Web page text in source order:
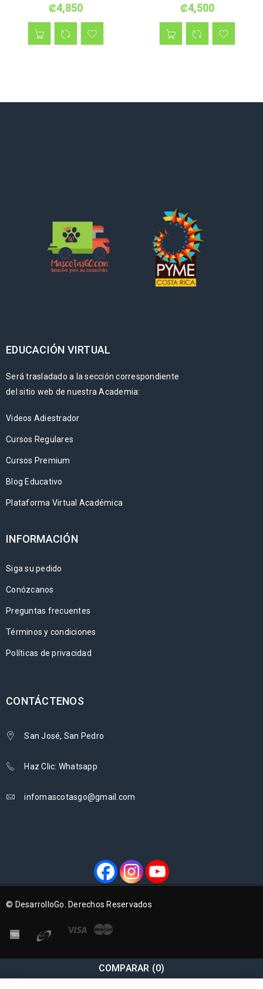
₡4,850 ₡4,500
EDUCACIÓN VIRTUAL
Será trasladado a la sección correspondiente
del sitio web de nuestra Academia:
Videos Adiestrador
Cursos Regulares
Cursos Premium
Blog Educativo
Plataforma Virtual Académica
INFORMACIÓN
Siga su pedido
Conózcanos
Preguntas frecuentes
Términos y condiciones
Políticas de privacidad
CONTÁCTENOS
San José, San Pedro
Haz Clic: Whatsapp
infomascotasgo@gmail.com
© DesarrolloGo. Derechos Reservados
COMPARAR (0)